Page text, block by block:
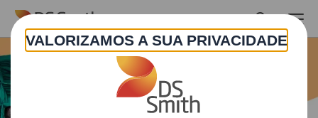
Skip to main content